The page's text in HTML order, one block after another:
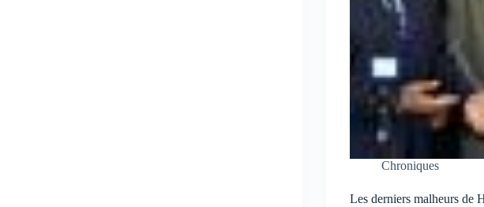
Chroniques
Les derniers malheurs de